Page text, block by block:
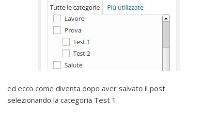
ed ecco come diventa dopo aver salvato il post
selezionando la categoria Test 1: